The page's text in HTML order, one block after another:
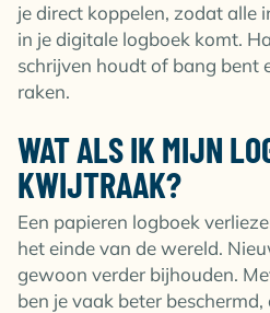
je direct koppelen, zodat alle
in je digitale logboek komt.
schrijven houdt of bang bent
raken.
WAT ALS IK MIJN
KWIJTRAAK?
Een papieren logboek
het einde van de wereld.
gewoon verder bijhouden.
ben je vaak beter